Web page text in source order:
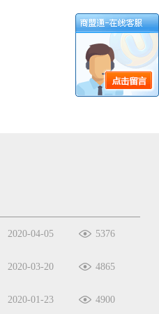
2020-04-05 5376
2020-03-20 4865
2020-01-23 4900